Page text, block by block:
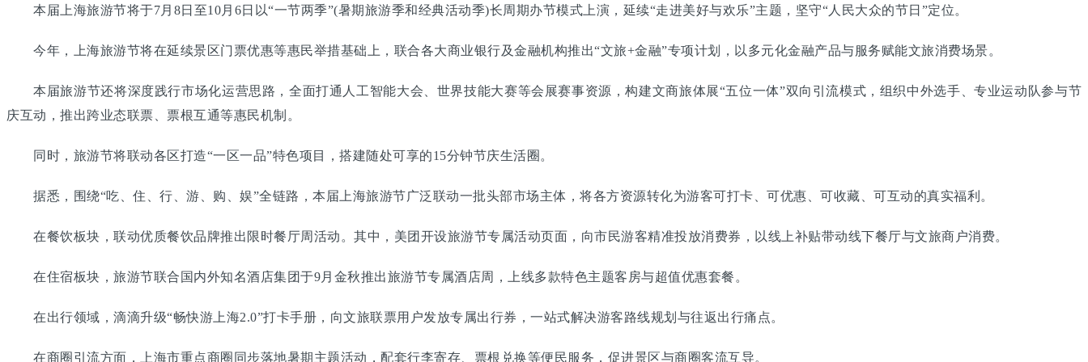
本届上海旅游节将于7月8日至10月6日以“一节两季”(暑期旅游季和经典活动季)长周期办节模式上演，延续“走进美好与欢乐”主题，坚守“人民大众的节日”定位。
今年，上海旅游节将在延续景区门票优惠等惠民举措基础上，联合各大商业银行及金融机构推出“文旅+金融”专项计划，以多元化金融产品与服务赋能文旅消费场景。
本届旅游节还将深度践行市场化运营思路，全面打通人工智能大会、世界技能大赛等会展赛事资源，构建文商旅体展“五位一体”双向引流模式，组织中外选手、专业运动队参与节
庆互动，推出跨业态联票、票根互通等惠民机制。
同时，旅游节将联动各区打造“一区一品”特色项目，搭建随处可享的15分钟节庆生活圈。
据悉，围绕“吃、住、行、游、购、娱”全链路，本届上海旅游节广泛联动一批头部市场主体，将各方资源转化为游客可打卡、可优惠、可收藏、可互动的真实福利。
在餐饮板块，联动优质餐饮品牌推出限时餐厅周活动。其中，美团开设旅游节专属活动页面，向市民游客精准投放消费券，以线上补贴带动线下餐厅与文旅商户消费。
在住宿板块，旅游节联合国内外知名酒店集团于9月金秋推出旅游节专属酒店周，上线多款特色主题客房与超值优惠套餐。
在出行领域，滴滴升级“畅快游上海2.0”打卡手册，向文旅联票用户发放专属出行券，一站式解决游客路线规划与往返出行痛点。
在商圈引流方面，上海市重点商圈同步落地暑期主题活动，配套行李寄存、票根兑换等便民服务，促进景区与商圈客流互导。